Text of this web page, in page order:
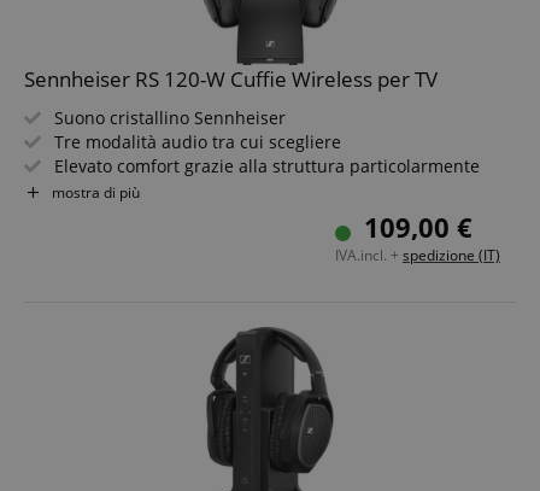
Sennheiser RS 120-W Cuffie Wireless per TV
Suono cristallino Sennheiser
Tre modalità audio tra cui scegliere
Elevato comfort grazie alla struttura particolarmente
leggera e imbottita
Regolazione del volume direttamente sulle cuffie
Trasmettitore, docking station e caricabatterie in un
mostra di più
109,00 €
IVA.incl. + spedizione (IT)